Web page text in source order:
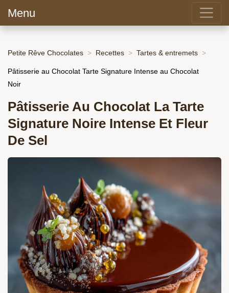
Menu
Petite Rêve Chocolates Recettes Tartes & entremets
Pâtisserie au Chocolat Tarte Signature Intense au Chocolat
Noir
Pâtisserie Au Chocolat La Tarte
Signature Noire Intense Et Fleur
De Sel